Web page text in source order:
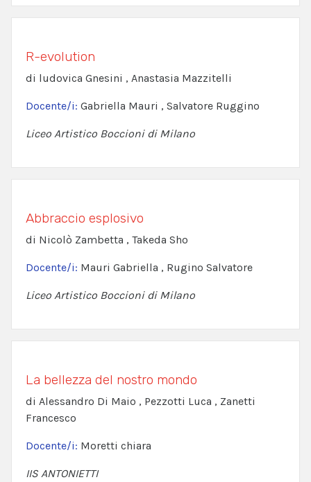
R-evolution
di ludovica Gnesini , Anastasia Mazzitelli
Docente/i: Gabriella Mauri , Salvatore Ruggino
Liceo Artistico Boccioni di Milano
Abbraccio esplosivo
di Nicolò Zambetta , Takeda Sho
Docente/i: Mauri Gabriella , Rugino Salvatore
Liceo Artistico Boccioni di Milano
La bellezza del nostro mondo
di Alessandro Di Maio , Pezzotti Luca , Zanetti
Francesco
Docente/i: Moretti chiara
IIS ANTONIETTI